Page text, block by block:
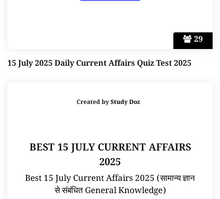
29
15 July 2025 Daily Current Affairs Quiz Test 2025
Created byStudy Doz
BEST 15 JULY CURRENT AFFAIRS
2025
Best 15 July Current Affairs 2025 (सामान्य ज्ञान
से संबंधित General Knowledge)